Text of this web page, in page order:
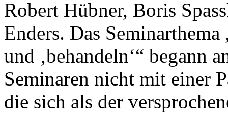
Robert Hübner, Boris
Enders. Das
und ‚behandeln‘“ begann
Seminaren nicht mit einer
die sich als der